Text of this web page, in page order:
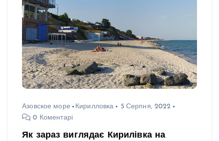
Азовское море Кирилловка
5 Серпня, 2022
0 Коментарі
Як зараз виглядає Кирилівка на